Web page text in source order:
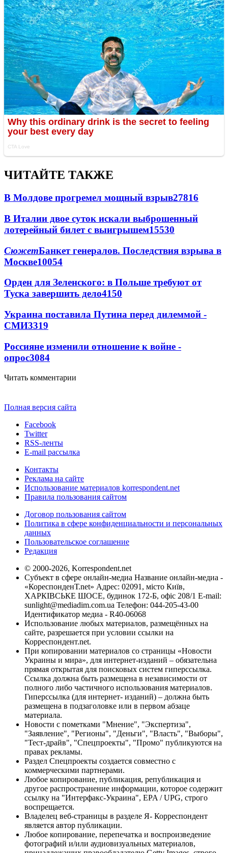
ЧИТАЙТЕ ТАКЖЕ
В Молдове прогремел мощный взрыв27816
В Италии двое суток искали выброшенный
лотерейный билет с выигрышем15530
СюжетБанкет генералов. Последствия взрыва в
Москве10054
Орден для Зеленского: в Польше требуют от
Туска завершить дело4150
Украина поставила Путина перед дилеммой -
СМИ3319
Россияне изменили отношение к войне -
опрос3084
Читать комментарии
Полная версия сайта
Facebook
Twitter
RSS-ленты
E-mail рассылка
Контакты
Реклама на сайте
Использование материалов korrespondent.net
Правила пользования сайтом
Договор пользования сайтом
Политика в сфере конфиденциальности и персональных
данных
Пользовательское соглашение
Редакция
© 2000-2026, Korrespondent.net
Субъект в сфере онлайн-медиа Название онлайн-медиа -
«КореспонденТ.net» Адрес: 02091, місто Київ,
ХАРКІВСЬКЕ ШОСЕ, будинок 172-Б, офіс 208/1 E-mail:
sunlight@mediadim.com.ua Телефон: 044-205-43-00
Идентификатор медиа - R40-06068
Использование любых материалов, размещённых на
сайте, разрешается при условии ссылки на
Корреспондент.net.
При копировании материалов со страницы «Новости
Украины и мира», для интернет-изданий – обязательна
прямая открытая для поисковых систем гиперссылка.
Ссылка должна быть размещена в независимости от
полного либо частичного использования материалов.
Гиперссылка (для интернет- изданий) – должна быть
размещена в подзаголовке или в первом абзаце
материала.
Новости с пометками "Мнение", "Экспертиза",
"Заявление", "Регионы", "Деньги", "Власть", "Выборы",
"Тест-драйв", "Спецпроекты", "Промо" публикуются на
правах рекламы.
Раздел Спецпроекты создается совместно с
коммерческими партнерами.
Любое копирование, публикация, републикация и
другое распространение информации, которое содержит
ссылку на "Интерфакс-Украина", EPA / UPG, строго
воспрещается.
Владелец веб-страницы в разделе Я- Корреспондент
является автор публикации.
Любое копирование, перепечатка и воспроизведение
фотографий и/или аудиовизуальных материалов,